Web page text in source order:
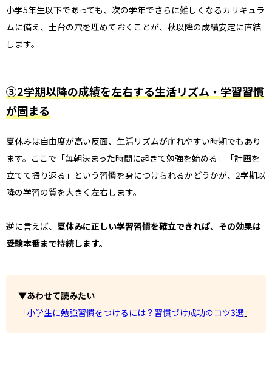
小学5年生以下であっても、次の学年でさらに難しくなるカリキュラ
ムに備え、土台の穴を埋めておくことが、秋以降の成績安定に直結
します。
③2学期以降の成績を左右する生活リズム・学習習慣
が固まる
夏休みは自由度が高い反面、生活リズムが崩れやすい時期でもあり
ます。ここで「毎朝決まった時間に起きて勉強を始める」「計画を
立てて振り返る」という習慣を身につけられるかどうかが、2学期以
降の学習の質を大きく左右します。
逆に言えば、 夏休みに正しい学習習慣を確立できれば、その効果は
受験本番まで持続します。
▼あわせて読みたい
「小学生に勉強習慣をつけるには？習慣づけ成功のコツ3選 」